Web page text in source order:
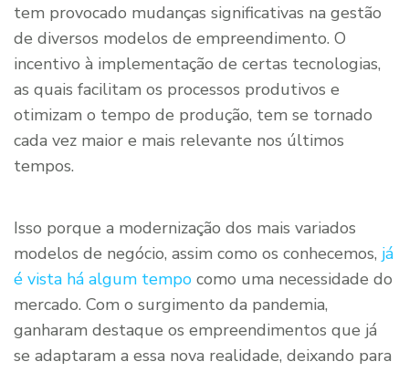
tem provocado mudanças significativas na gestão
de diversos modelos de empreendimento. O
incentivo à implementação de certas tecnologias,
as quais facilitam os processos produtivos e
otimizam o tempo de produção, tem se tornado
cada vez maior e mais relevante nos últimos
tempos.
Isso porque a modernização dos mais variados
modelos de negócio, assim como os conhecemos, já
é vista há algum tempo como uma necessidade do
mercado. Com o surgimento da pandemia,
ganharam destaque os empreendimentos que já
se adaptaram a essa nova realidade, deixando para